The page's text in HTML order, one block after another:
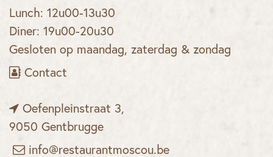
Lunch: 12u00-13u30
Diner: 19u00-20u30
Gesloten op maandag, zaterdag & zondag
Contact
Oefenpleinstraat 3,
9050 Gentbrugge
info@restaurantmoscou.be